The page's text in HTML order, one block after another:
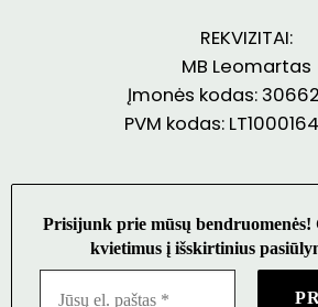
REKVIZITAI:
MB Leomartas
Įmonės kodas:
PVM kodas:
Prisijunk prie mūsų bendruomenės!
kvietimus į išskirtinius